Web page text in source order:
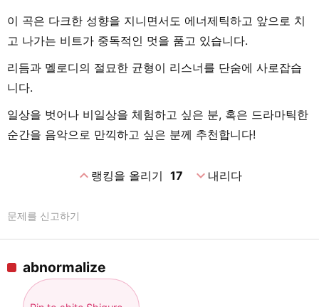
이 곡은 다크한 성향을 지니면서도 에너제틱하고 앞으로 치
고 나가는 비트가 중독적인 멋을 품고 있습니다.
리듬과 멜로디의 절묘한 균형이 리스너를 단숨에 사로잡습
니다.
일상을 벗어나 비일상을 체험하고 싶은 분, 혹은 드라마틱한
순간을 음악으로 만끽하고 싶은 분께 추천합니다!
expand_less랭킹을 올리기 17 expand_more내리다
문제를 신고하기
abnormalize